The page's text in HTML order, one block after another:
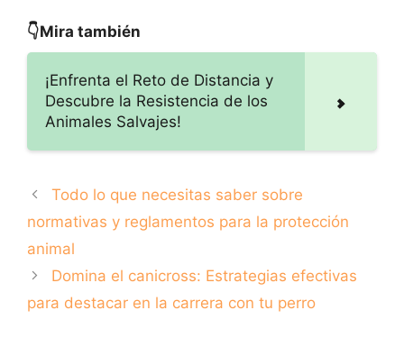
normativas de
👇Mira también
¡Enfrenta el Reto de Distancia y
Descubre la Resistencia de los
Animales Salvajes!
Todo lo que necesitas saber sobre
normativas y reglamentos para la protección
animal
Domina el canicross: Estrategias efectivas
para destacar en la carrera con tu perro